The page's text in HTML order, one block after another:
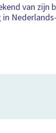
van zijn
Nederlands-